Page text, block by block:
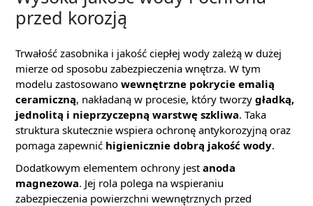
przed korozją
Trwałość zasobnika i jakość ciepłej wody zależą w dużej
mierze od sposobu zabezpieczenia wnętrza. W tym
modelu zastosowano wewnętrzne pokrycie emalią
ceramiczną, nakładaną w procesie, który tworzy gładką,
jednolitą i nieprzyczepną warstwę szkliwa. Taka
struktura skutecznie wspiera ochronę antykorozyjną oraz
pomaga zapewnić higienicznie dobrą jakość wody.
Dodatkowym elementem ochrony jest anoda
magnezowa. Jej rola polega na wspieraniu
zabezpieczenia powierzchni wewnętrznych przed